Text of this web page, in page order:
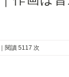
閱讀 5117 次